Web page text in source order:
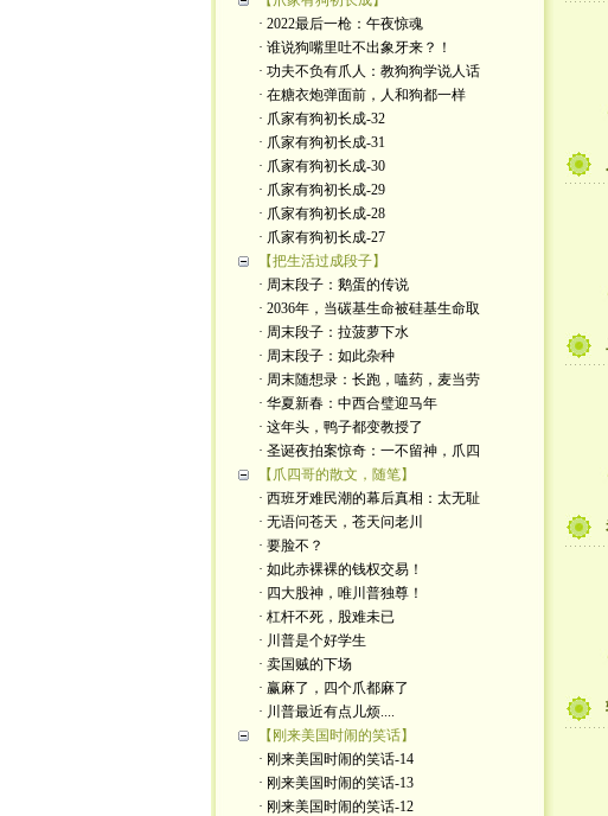
· 2022最后一枪：午夜惊魂
· 谁说狗嘴里吐不出象牙来？！
· 功夫不负有爪人：教狗狗学说人话
· 在糖衣炮弹面前，人和狗都一样
· 爪家有狗初长成-32
· 爪家有狗初长成-31
· 爪家有狗初长成-30
· 爪家有狗初长成-29
· 爪家有狗初长成-28
· 爪家有狗初长成-27
【把生活过成段子】
· 周末段子：鹅蛋的传说
· 2036年，当碳基生命被硅基生命取
· 周末段子：拉菠萝下水
· 周末段子：如此杂种
· 周末随想录：长跑，嗑药，麦当劳
· 华夏新春：中西合璧迎马年
· 这年头，鸭子都变教授了
· 圣诞夜拍案惊奇：一不留神，爪四
【爪四哥的散文，随笔】
· 西班牙难民潮的幕后真相：太无耻
· 无语问苍天，苍天问老川
· 要脸不？
· 如此赤裸裸的钱权交易！
· 四大股神，唯川普独尊！
· 杠杆不死，股难未已
· 川普是个好学生
· 卖国贼的下场
· 赢麻了，四个爪都麻了
· 川普最近有点儿烦....
【刚来美国时闹的笑话】
· 刚来美国时闹的笑话-14
· 刚来美国时闹的笑话-13
· 刚来美国时闹的笑话-12